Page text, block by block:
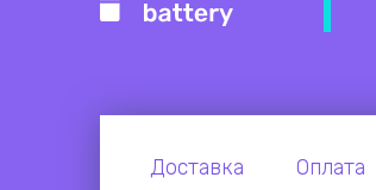
Доставка Оплата